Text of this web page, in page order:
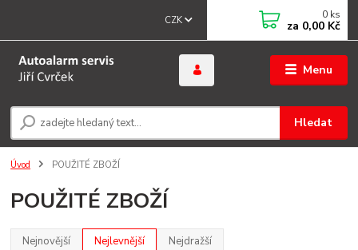
Menu
CZK
Hledat
0 ks
za 0,00 Kč
Úvod POUŽITÉ ZBOŽÍ
POUŽITÉ ZBOŽÍ
Nejnovější Nejlevnější Nejdražší